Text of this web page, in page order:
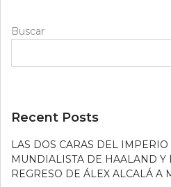
Buscar
Recent Posts
LAS DOS CARAS DEL IMPERIO
MUNDIALISTA DE HAALAND Y
REGRESO DE ÁLEX ALCALÁ A